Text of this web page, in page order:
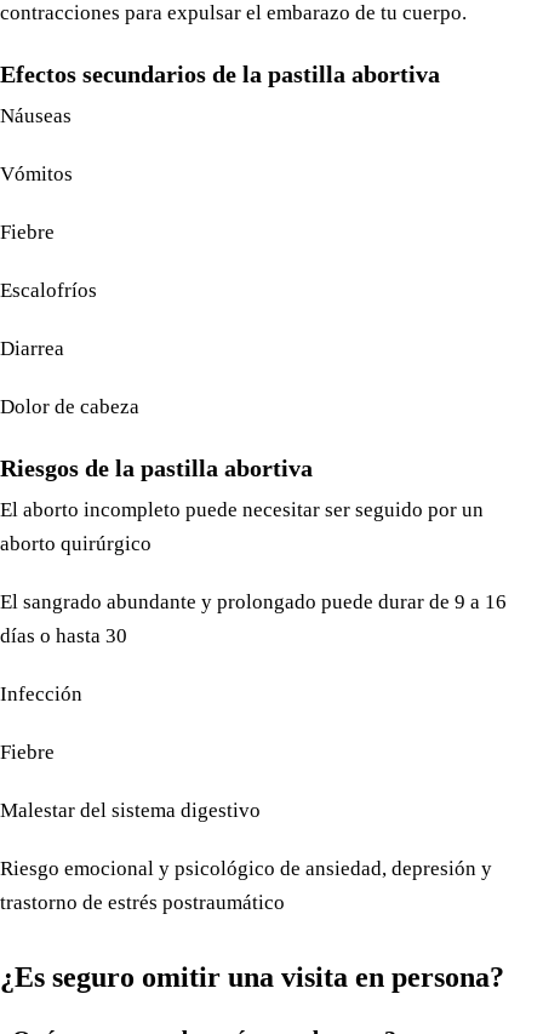
contracciones para expulsar el embarazo de tu cuerpo.
Efectos secundarios de la pastilla abortiva
Náuseas
Vómitos
Fiebre
Escalofríos
Diarrea
Dolor de cabeza
Riesgos de la pastilla abortiva
El aborto incompleto puede necesitar ser seguido por un
aborto quirúrgico
El sangrado abundante y prolongado puede durar de 9 a 16
días o hasta 30
Infección
Fiebre
Malestar del sistema digestivo
Riesgo emocional y psicológico de ansiedad, depresión y
trastorno de estrés postraumático
¿Es seguro omitir una visita en persona?